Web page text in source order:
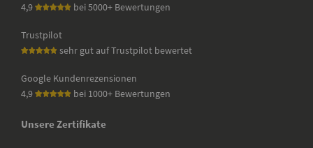
4,9
bei 5000+ Bewertungen
Trustpilot
sehr gut auf Trustpilot bewertet
Google Kundenrezensionen
4,9
bei 1000+ Bewertungen
Unsere Zertifikate